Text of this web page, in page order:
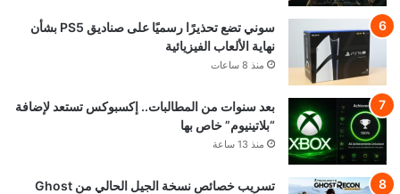
سوني تضع تحذيرًا رسميًا على صناديق PS5 بشأن
نهاية الألعاب الفيزيائية
منذ 8 ساعات
بعد سنوات من المطالبات.. إكسبوكس تستعد لإضافة
“بلاتينيوم” خاص بها
منذ 13 ساعة
تسريب خصائص نسخة الجيل الحالي من Ghost